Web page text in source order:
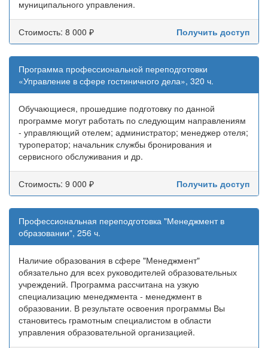
муниципального управления.
Стоимость: 8 000 ₽ Получить доступ
Программа профессиональной переподготовки
«Управление в сфере гостиничного дела», 320 ч.
Обучающиеся, прошедшие подготовку по данной
программе могут работать по следующим направлениям
- управляющий отелем; администратор; менеджер отеля;
туроператор; начальник службы бронирования и
сервисного обслуживания и др.
Стоимость: 9 000 ₽ Получить доступ
Профессиональная переподготовка "Менеджмент в
образовании", 256 ч.
Наличие образования в сфере "Менеджмент"
обязательно для всех руководителей образовательных
учреждений. Программа рассчитана на узкую
специализацию менеджмента - менеджмент в
образовании. В результате освоения программы Вы
становитесь грамотным специалистом в области
управления образовательной организацией.